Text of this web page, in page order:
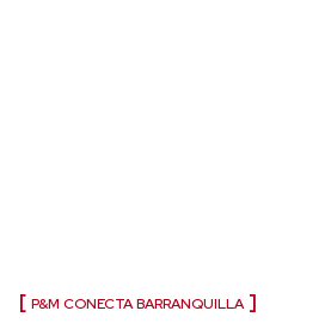
P&M CONECTA BARRANQUILLA